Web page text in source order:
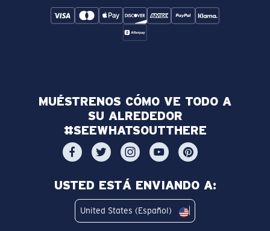
MUÉSTRENOS CÓMO VE TODO A
SU ALREDEDOR
#SEEWHATSOUTTHERE
USTED ESTÁ ENVIANDO A:
United States (Español)